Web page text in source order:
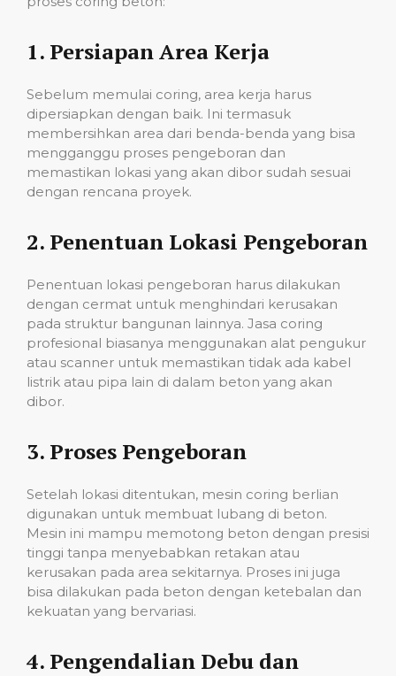
1. Persiapan Area Kerja
Sebelum memulai coring, area kerja harus
dipersiapkan dengan baik. Ini termasuk
membersihkan area dari benda-benda yang bisa
mengganggu proses pengeboran dan
memastikan lokasi yang akan dibor sudah sesuai
dengan rencana proyek.
2. Penentuan Lokasi Pengeboran
Penentuan lokasi pengeboran harus dilakukan
dengan cermat untuk menghindari kerusakan
pada struktur bangunan lainnya. Jasa coring
profesional biasanya menggunakan alat pengukur
atau scanner untuk memastikan tidak ada kabel
listrik atau pipa lain di dalam beton yang akan
dibor.
3. Proses Pengeboran
Setelah lokasi ditentukan, mesin coring berlian
digunakan untuk membuat lubang di beton.
Mesin ini mampu memotong beton dengan presisi
tinggi tanpa menyebabkan retakan atau
kerusakan pada area sekitarnya. Proses ini juga
bisa dilakukan pada beton dengan ketebalan dan
kekuatan yang bervariasi.
4. Pengendalian Debu dan